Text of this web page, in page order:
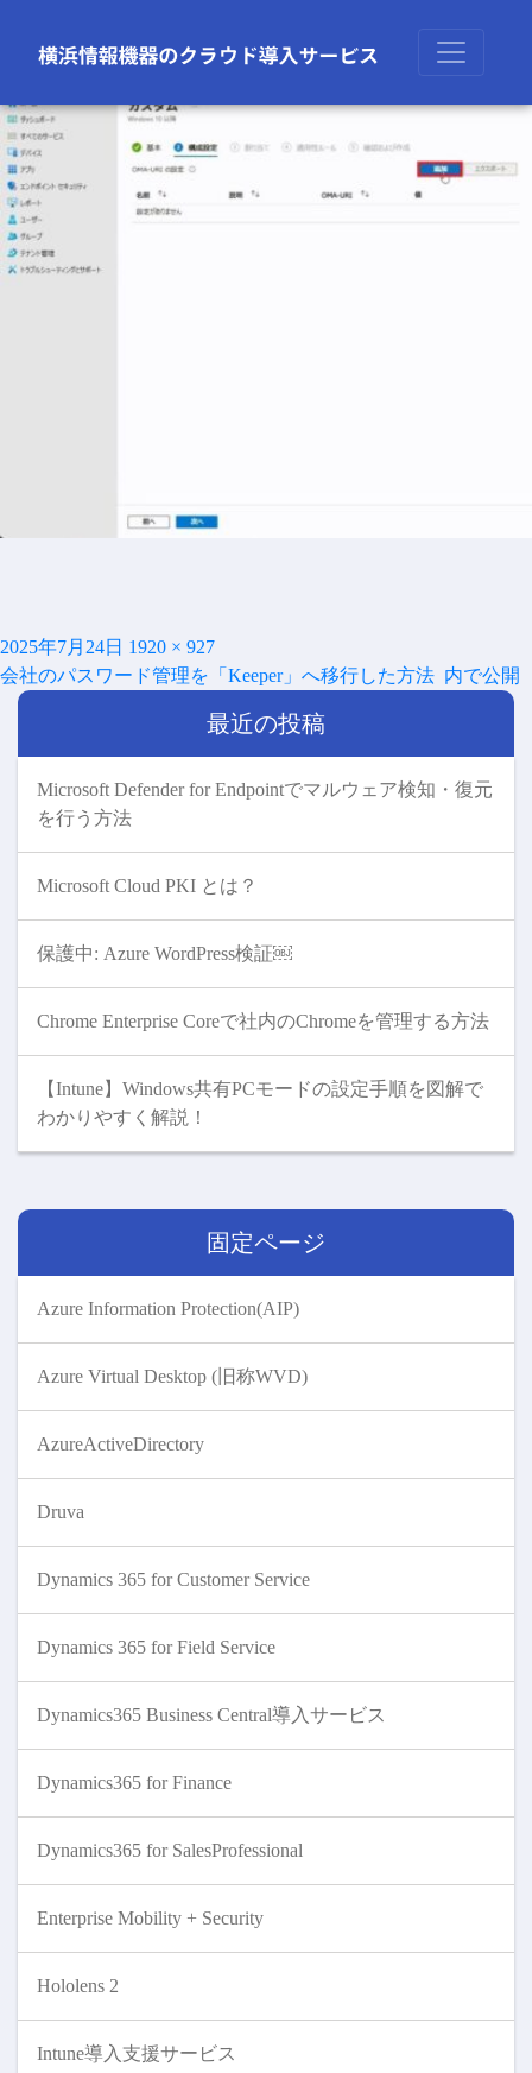
次の画像
投
稿
日:
2025年7月24日 フ
ル
ズ
1920 × 927
投
会社のパスワード管理を「Keeper」へ移行した方法 内で公開
最近の投稿
Microsoft Defender for Endpointでマルウェア検知・復元
を行う方法
Microsoft Cloud PKI とは？
保護中: Azure WordPress検証￼
Chrome Enterprise Coreで社内のChromeを管理する方法
【Intune】Windows共有PCモードの設定手順を図解で
わかりやすく解説！
固定ページ
Azure Information Protection(AIP)
Azure Virtual Desktop (旧称WVD)
AzureActiveDirectory
Druva
Dynamics 365 for Customer Service
Dynamics 365 for Field Service
Dynamics365 Business Central導入サービス
Dynamics365 for Finance
Dynamics365 for SalesProfessional
Enterprise Mobility + Security
Hololens 2
Intune導入支援サービス